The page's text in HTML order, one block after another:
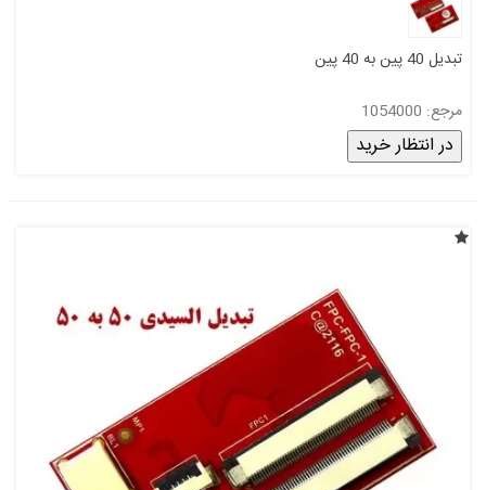
تبدیل 40 پین به 40 پین
مرجع: 1054000
در انتظار خرید